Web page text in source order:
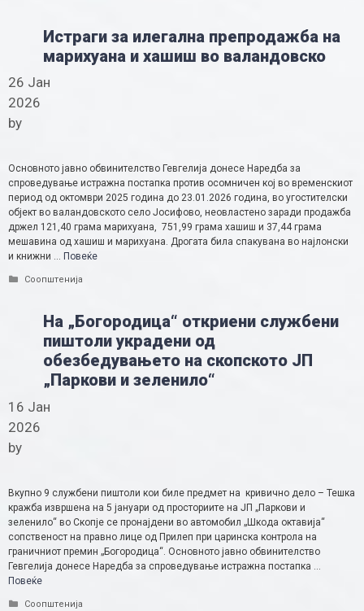
Истраги за илегална препродажба на
марихуана и хашиш во валандовско
26 Јан
2026
by
Основното јавно обвинителство Гевгелија донесе Наредба за
спроведување истражна постапка против осомничен кој во временскиот
период од октомври 2025 година до 23.01.2026 година, во угостителски
објект во валандовското село Јосифово, неовластено заради продажба
држел 121,40 грама марихуана, 751,99 грама хашиш и 37,44 грама
мешавина од хашиш и марихуана. Дрогата била спакувана во најлонски
и книжни … Повеќе
Categories
Соопштенија
На „Богородица“ откриени службени
пиштоли украдени од
обезбедувањето на скопското ЈП
„Паркови и зеленило“
16 Јан
2026
by
Вкупно 9 службени пиштоли кои биле предмет на кривично дело – Тешка
кражба извршена на 5 јануари од просториите на ЈП „Паркови и
зеленило“ во Скопје се пронајдени во автомобил „Шкода октавија“
сопственост на правно лице од Прилеп при царинска контрола на
граничниот премин „Богородица“. Основното јавно обвинителство
Гевгелија донесе Наредба за спроведување истражна постапка …
Повеќе
Categories
Соопштенија